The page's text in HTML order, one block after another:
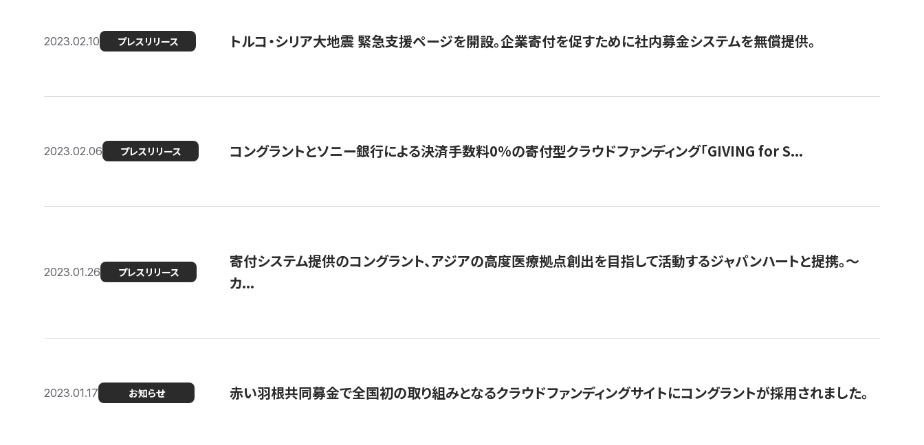
2023.02.10 プレスリリース トルコ・シリア大地震 緊急支援ページを開設。企業寄付を促すために社内募金システムを無償提供。
2023.02.06 プレスリリース コングラントとソニー銀行による決済手数料0%の寄付型クラウドファンディング「GIVING for S...
2023.01.26 プレスリリース
寄付システム提供のコングラント、アジアの高度医療拠点創出を目指して活動するジャパンハートと提携。〜
カ...
2023.01.17 お知らせ 赤い羽根共同募金で全国初の取り組みとなるクラウドファンディングサイトにコングラントが採用されました。